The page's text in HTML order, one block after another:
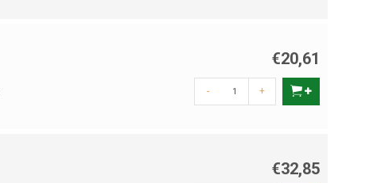
€20,61
- +
€32,85